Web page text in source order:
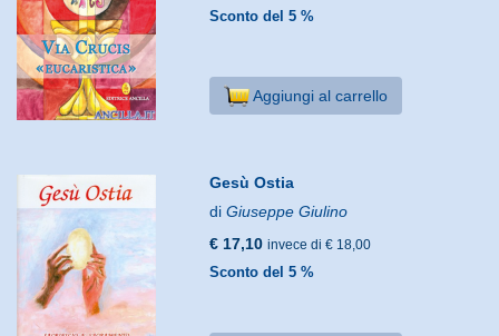
Sconto del 5 %
Aggiungi al carrello
Gesù Ostia
diGiuseppe Giulino
€ 17,10 invece di € 18,00
Sconto del 5 %